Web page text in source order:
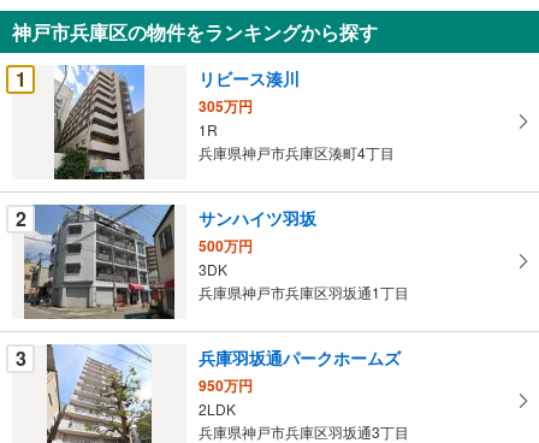
知
を
受
け
条
件
を
マ
イ
ペ
ー
神戸市兵庫区の物件をランキングから探す
1
リビース湊川
305万円
1R
兵庫県神戸市兵庫区湊町4丁目
2 サンハイツ羽坂
500万円
3DK
兵庫県神戸市兵庫区羽坂通1丁目
3 兵庫羽坂通パークホームズ
950万円
2LDK
兵庫県神戸市兵庫区羽坂通3丁目